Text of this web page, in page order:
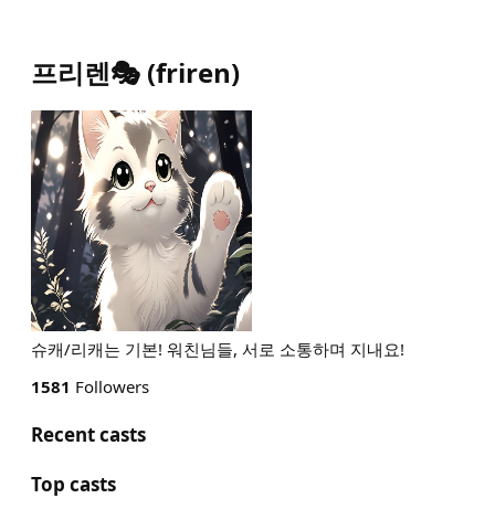
프리렌🎭 (friren)
슈캐/리캐는 기본! 워친님들, 서로 소통하며 지내요!
1581 Followers
Recent casts
Top casts